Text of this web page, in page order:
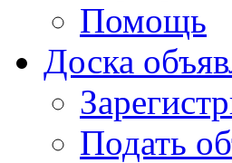
Помощь
Доска
Подать